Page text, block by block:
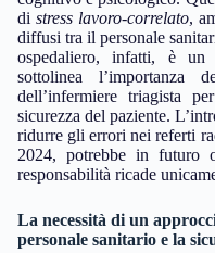
di stress lavoro-correlato,
diffusi tra il personale
ospedaliero, infatti, è
sottolinea l’importanza
dell’infermiere triagista
sicurezza del paziente.
ridurre gli errori nei referti
2024, potrebbe in futuro
responsabilità ricade
La necessità di un
personale sanitario e la